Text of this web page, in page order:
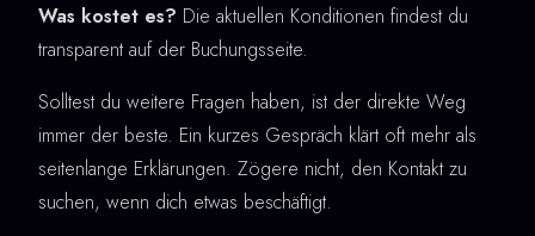
Was kostet es? Die aktuellen Konditionen findest du
transparent auf der Buchungsseite.
Solltest du weitere Fragen haben, ist der direkte Weg
immer der beste. Ein kurzes Gespräch klärt oft mehr als
seitenlange Erklärungen. Zögere nicht, den Kontakt zu
suchen, wenn dich etwas beschäftigt.